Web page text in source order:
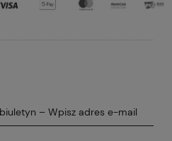
– Wpisz adres e-mail